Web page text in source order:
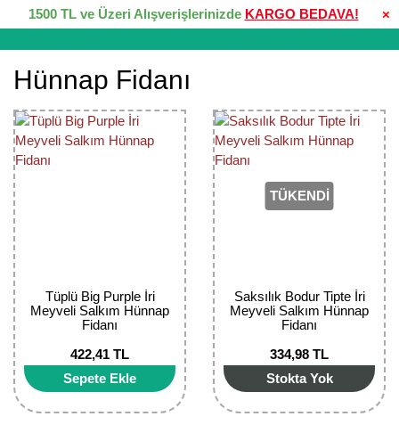
×
1500 TL ve Üzeri Alışverişlerinizde KARGO BEDAVA!
Hünnap Fidanı
Tüplü Big Purple İri
Meyveli Salkım Hünnap
Fidanı
422,41 TL
Sepete Ekle
TÜKENDİ
Saksılık Bodur Tipte İri
Meyveli Salkım Hünnap
Fidanı
334,98 TL
Stokta Yok